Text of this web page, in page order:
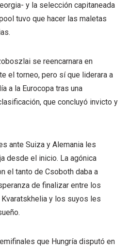
y la selección capitaneada
tuvo que hacer las maletas
se reencarnara en
el torneo, pero sí que liderara a
a la Eurocopa tras una
que concluyó invicto y
ante Suiza y Alemania les
desde el inicio. La agónica
el tanto de Csoboth daba a
de finalizar entre los
y los suyos les
que Hungría disputó en